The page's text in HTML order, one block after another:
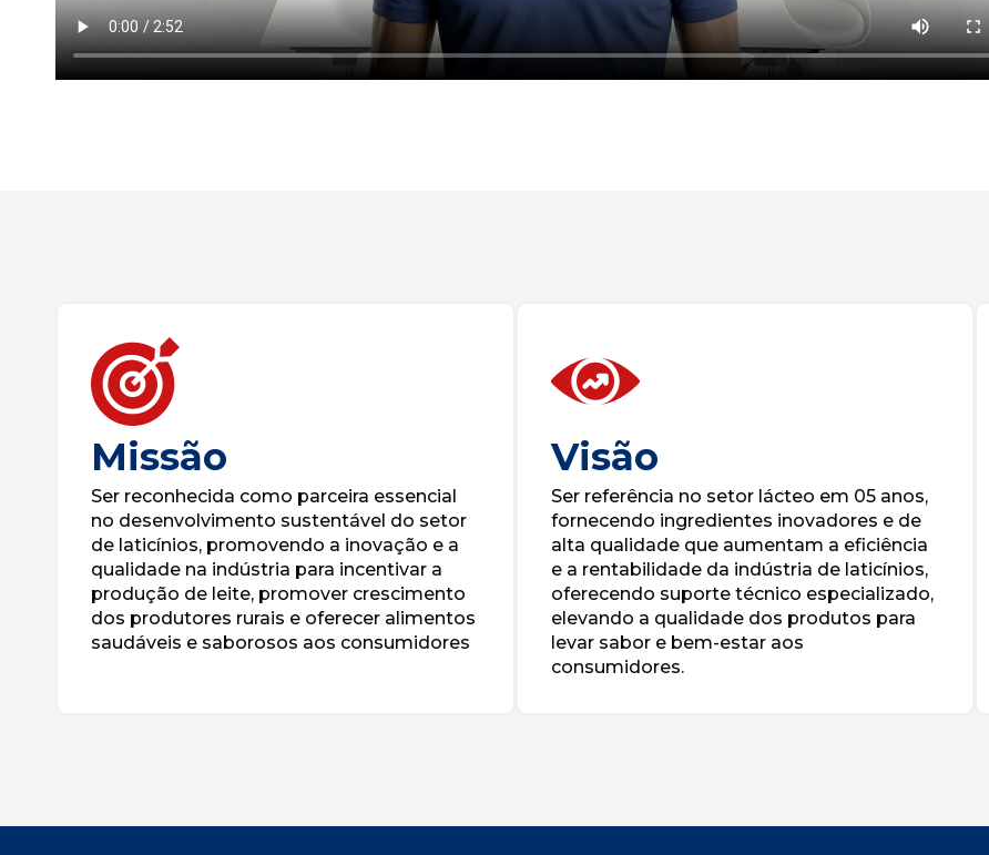
Missão
Ser reconhecida como parceira essencial
no desenvolvimento sustentável do setor
de laticínios, promovendo a inovação e a
qualidade na indústria para incentivar a
produção de leite, promover crescimento
dos produtores rurais e oferecer alimentos
saudáveis e saborosos aos consumidores
Visão
Ser referência no setor lácteo em 05 anos,
fornecendo ingredientes inovadores e de
alta qualidade que aumentam a eficiência
e a rentabilidade da indústria de laticínios,
oferecendo suporte técnico especializado,
elevando a qualidade dos produtos para
levar sabor e bem-estar aos
consumidores.